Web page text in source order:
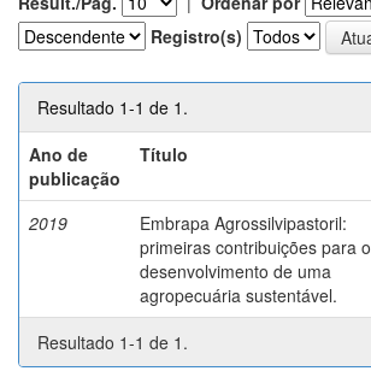
Registro(s)
Resultado 1-1 de 1.
Ano de
publicação
Título
2019
Embrapa Agrossilvipastoril:
primeiras contribuições para o
desenvolvimento de uma
agropecuária sustentável.
Resultado 1-1 de 1.